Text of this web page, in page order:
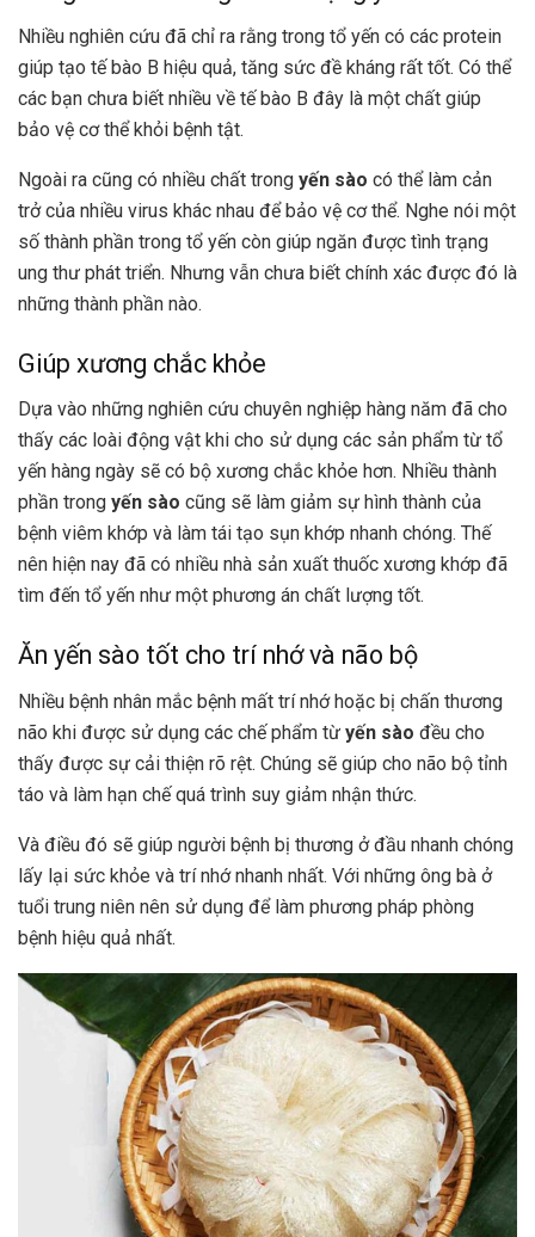
Nhiều nghiên cứu đã chỉ ra rằng trong tổ yến có các protein
giúp tạo tế bào B hiệu quả, tăng sức đề kháng rất tốt. Có thể
các bạn chưa biết nhiều về tế bào B đây là một chất giúp
bảo vệ cơ thể khỏi bệnh tật.
Ngoài ra cũng có nhiều chất trong yến sào có thể làm cản
trở của nhiều virus khác nhau để bảo vệ cơ thể. Nghe nói một
số thành phần trong tổ yến còn giúp ngăn được tình trạng
ung thư phát triển. Nhưng vẫn chưa biết chính xác được đó là
những thành phần nào.
Giúp xương chắc khỏe
Dựa vào những nghiên cứu chuyên nghiệp hàng năm đã cho
thấy các loài động vật khi cho sử dụng các sản phẩm từ tổ
yến hàng ngày sẽ có bộ xương chắc khỏe hơn. Nhiều thành
phần trong yến sào cũng sẽ làm giảm sự hình thành của
bệnh viêm khớp và làm tái tạo sụn khớp nhanh chóng. Thế
nên hiện nay đã có nhiều nhà sản xuất thuốc xương khớp đã
tìm đến tổ yến như một phương án chất lượng tốt.
Ăn yến sào tốt cho trí nhớ và não bộ
Nhiều bệnh nhân mắc bệnh mất trí nhớ hoặc bị chấn thương
não khi được sử dụng các chế phẩm từ yến sào đều cho
thấy được sự cải thiện rõ rệt. Chúng sẽ giúp cho não bộ tỉnh
táo và làm hạn chế quá trình suy giảm nhận thức.
Và điều đó sẽ giúp người bệnh bị thương ở đầu nhanh chóng
lấy lại sức khỏe và trí nhớ nhanh nhất. Với những ông bà ở
tuổi trung niên nên sử dụng để làm phương pháp phòng
bệnh hiệu quả nhất.